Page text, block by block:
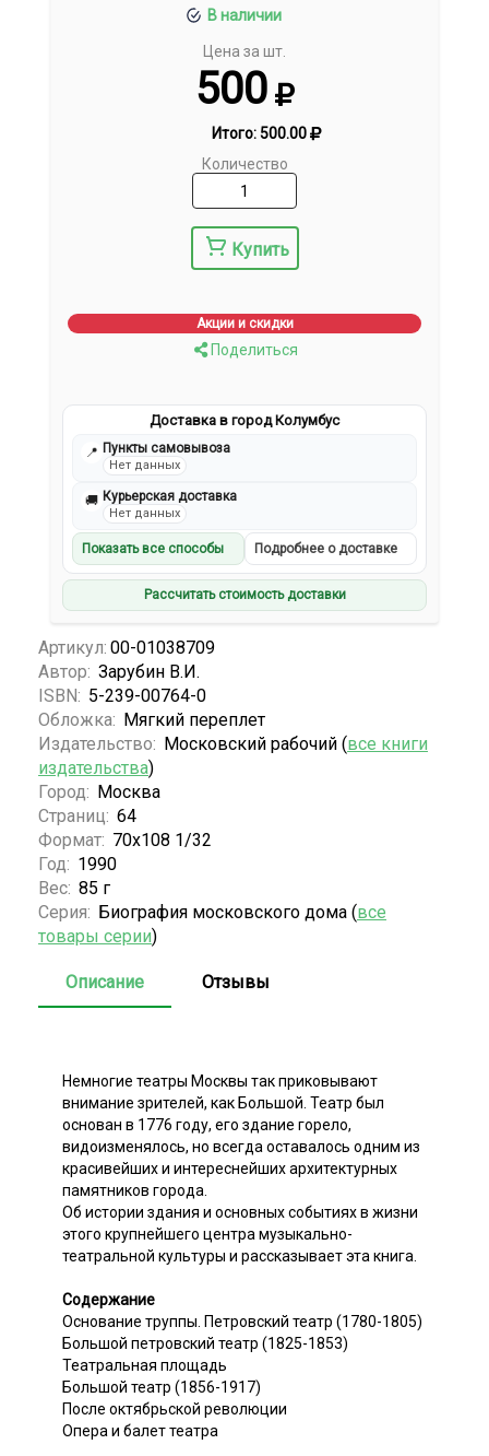
В наличии
Цена за шт.
500
Итого:500.00
Количество
Купить
Акции и скидки
Поделиться
Доставка в город Колумбус
📍 Пункты самовывоза
Нет данных
🚚 Курьерская доставка
Нет данных
Показать все способы Подробнее о доставке
Рассчитать стоимость доставки
Артикул: 00-01038709
Автор: Зарубин В.И.
ISBN: 5-239-00764-0
Обложка: Мягкий переплет
Издательство: Московский рабочий (все книги
издательства)
Город: Москва
Страниц: 64
Формат: 70х108 1/32
Год: 1990
Вес: 85 г
Серия: Биография московского дома (все
товары серии)
Описание Отзывы
Немногие театры Москвы так приковывают
внимание зрителей, как Большой. Театр был
основан в 1776 году, его здание горело,
видоизменялось, но всегда оставалось одним из
красивейших и интереснейших архитектурных
памятников города.
Об истории здания и основных событиях в жизни
этого крупнейшего центра музыкально-
театральной культуры и рассказывает эта книга.
Содержание
Основание труппы. Петровский театр (1780-1805)
Большой петровский театр (1825-1853)
Театральная площадь
Большой театр (1856-1917)
После октябрьской революции
Опера и балет театра